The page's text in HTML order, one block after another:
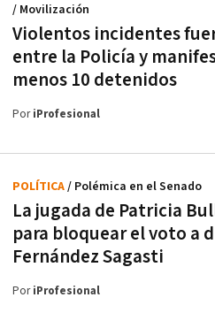
Violentos incidentes
entre la Policía y
menos 10 detenidos
/ Movilización
PoriProfesional
La jugada de Patricia
para bloquear el voto a
Fernández Sagasti
POLÍTICA/ Polémica en el Senado
PoriProfesional